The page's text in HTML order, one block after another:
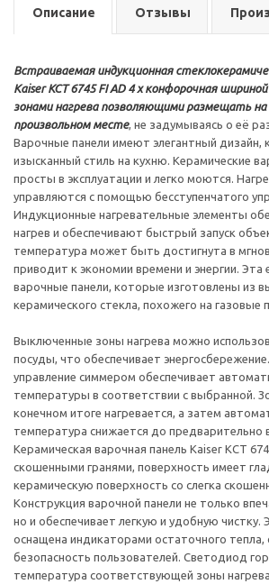
Описание Отзывы
Встраиваемая индукционная
Kaiser KCT 6745 FI AD 4 х конфорочная
зонами нагрева позволяющими размещать на
произвольном месте, не задумываясь о её
Варочные панели имеют элегантный дизайн,
изысканный стиль на кухню. Керамические
просты в эксплуатации и легко моются.
управляются с помощью бесступенчатого
Индукционные нагревательные элементы
нагрев и обеспечивают быстрый запуск
температура может быть достигнута в
приводит к экономии времени и энергии. Эта
варочные панели, которые изготовлены из
керамического стекла, похожего на газовые
Выключенные зоны нагрева можно
посуды, что обеспечивает
управление симмером обеспечивает
температуры в соответствии с выбранной.
конечном итоге нагревается, а затем
температура снижается до предварительно
Керамическая варочная панель Kaiser KCT
скошенными гранями, поверхность имеет
керамическую поверхность со слегка
Конструкция варочной панели не только
но и обеспечивает легкую и удобную чистку.
оснащена индикаторами остаточного
безопасность пользователей. Светодиод
температура соответствующей зоны